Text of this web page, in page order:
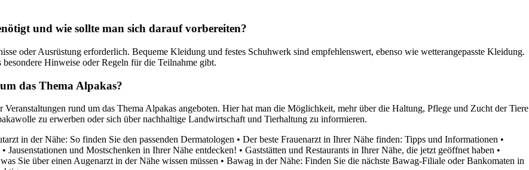
und wie sollte man sich darauf vorbereiten?
oder Ausrüstung erforderlich. Bequeme Kleidung und festes Schuhwerk sind empfehlenswert, ebenso wie wetterangepasste Kleidung.
Hinweise oder Regeln für die Teilnahme gibt.
das Thema Alpakas?
rund um das Thema Alpakas angeboten. Hier hat man die Möglichkeit, mehr über die Haltung, Pflege und Zucht der Tiere
zu erwerben oder sich über nachhaltige Landwirtschaft und Tierhaltung zu informieren.
in der Nähe: So finden Sie den passenden Dermatologen • Der beste Frauenarzt in Ihrer Nähe finden: Tipps und Informationen •
• Jausenstationen und Mostschenken in Ihrer Nähe entdecken! • Gaststätten und Restaurants in Ihrer Nähe, die jetzt geöffnet haben •
Sie über einen Augenarzt in der Nähe wissen müssen • Bawag in der Nähe: Finden Sie die nächste Bawag-Filiale oder Bankomaten in